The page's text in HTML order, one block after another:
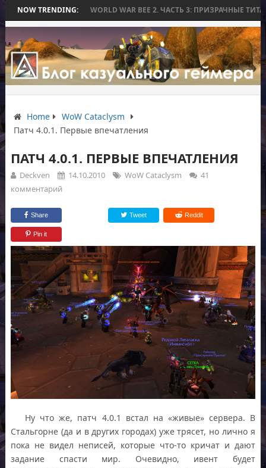
NOW TRENDING:
БИТВЫ WORLD WAR BEE 2. ЧАСТЬ 3: ПРИЗРАЧНЫЕ ТИТАНЫ И
Home
WoW Cataclysm
Патч 4.0.1. Первые впечатления
ПАТЧ 4.0.1. ПЕРВЫЕ ВПЕЧАТЛЕНИЯ
Deckven 14.10.2010 WoW Cataclysm
41
комментарий
Share Tweet Reddit
Pin it
Ну что же, патч 4.0.1 встал на «живые» сервера. В
Стальгорне (да и в других городах) уже трясет, но лично я
пока не видел неписей, которые что-то кричат и дают
задание спасти мир. Очевидно, ивент будет